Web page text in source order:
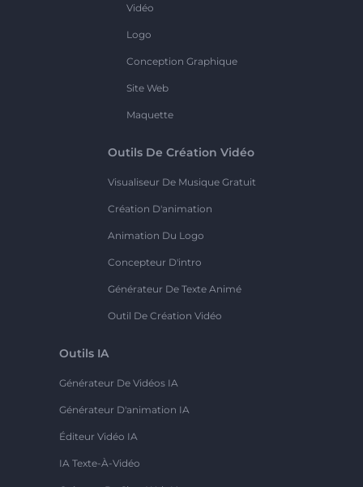
Vidéo
Logo
Conception Graphique
Site Web
Maquette
Outils De Création Vidéo
Visualiseur De Musique Gratuit
Création D'animation
Animation Du Logo
Concepteur D'intro
Générateur De Texte Animé
Outil De Création Vidéo
Outils IA
Générateur De Vidéos IA
Générateur D'animation IA
Éditeur Vidéo IA
IA Texte-À-Vidéo